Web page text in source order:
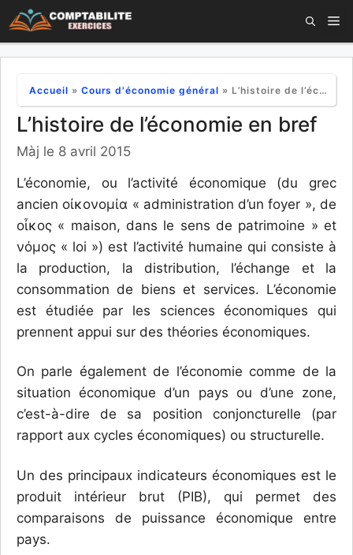
Aller
au
Accueil » Cours d'économie général » L’histoire de l’économie en bref
L’histoire de l’économie en bref
Màj le 8 avril 2015
L’économie, ou l’activité économique (du grec
ancien οἰκονομία « administration d’un foyer », de
οἶκος « maison, dans le sens de patrimoine » et
νόμος « loi ») est l’activité humaine qui consiste à
la production, la distribution, l’échange et la
consommation de biens et services. L’économie
est étudiée par les sciences économiques qui
prennent appui sur des théories économiques.
On parle également de l’économie comme de la
situation économique d’un pays ou d’une zone,
c’est-à-dire de sa position conjoncturelle (par
rapport aux cycles économiques) ou structurelle.
Un des principaux indicateurs économiques est le
produit intérieur brut (PIB), qui permet des
comparaisons de puissance économique entre
pays.